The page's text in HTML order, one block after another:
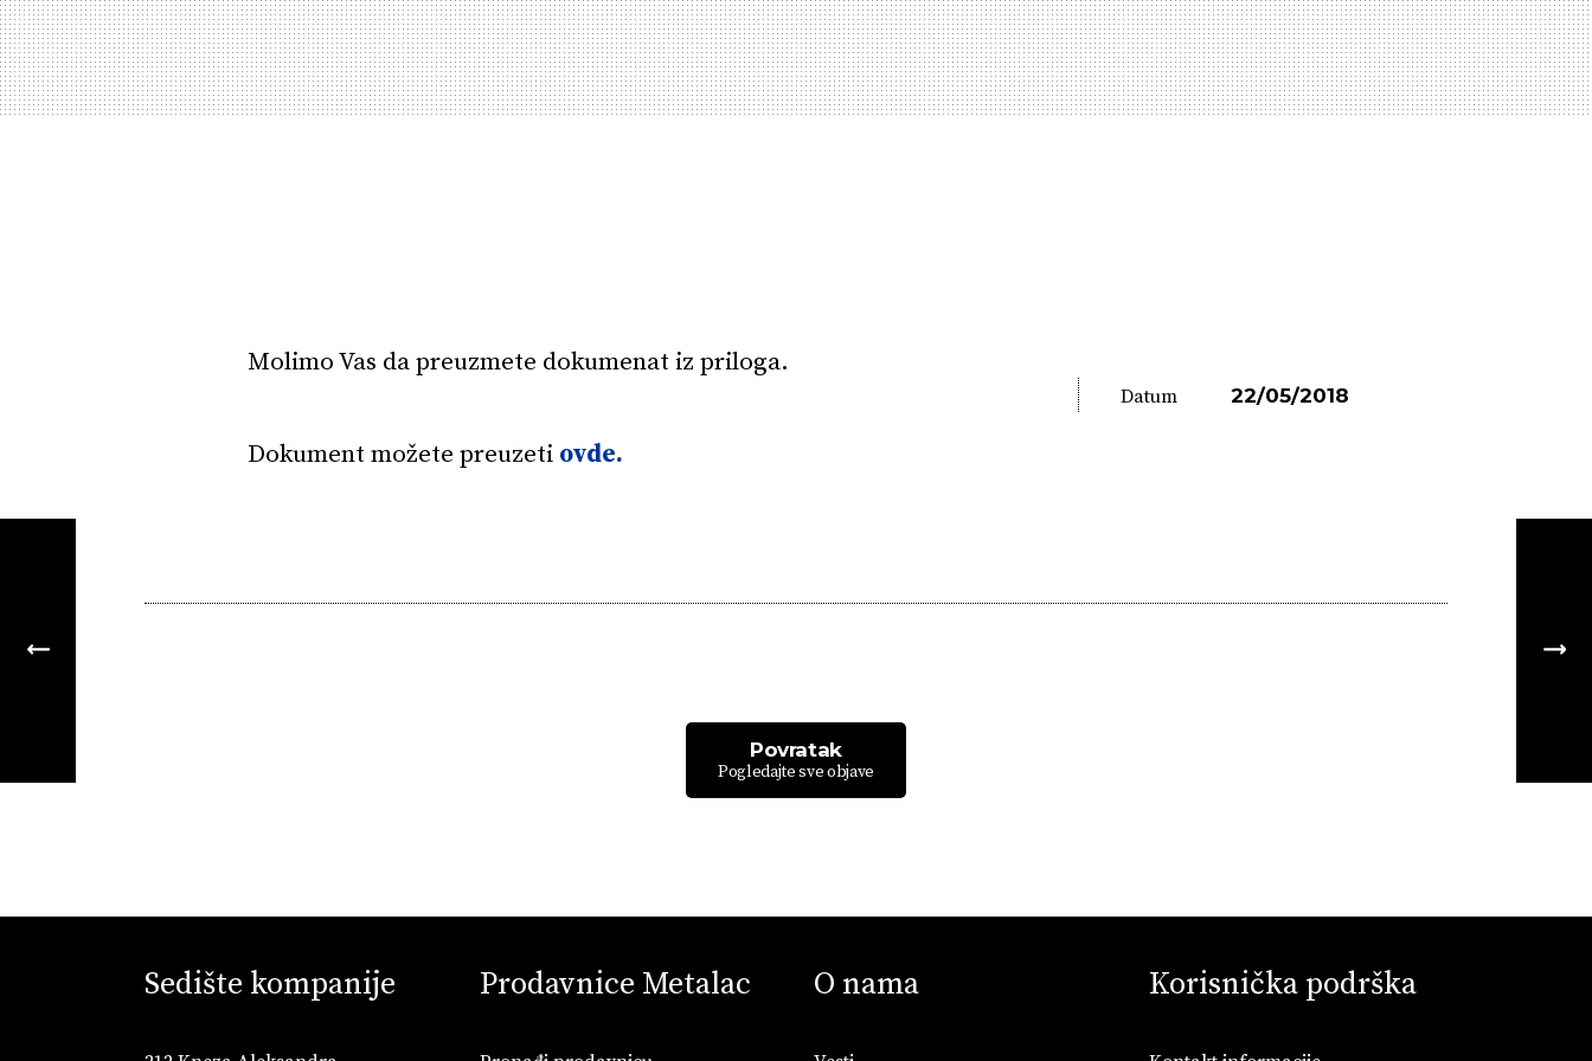
Molimo Vas da preuzmete dokumenat iz priloga.
Dokument možete preuzeti ovde.
Datum 22/05/2018
Povratak
Pogledajte sve objave
Sedište kompanije Prodavnice Metalac O nama Korisnička podrška